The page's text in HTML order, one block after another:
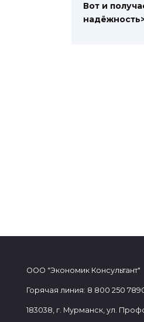
Вот и
ООО "Экономик Консультант"
Горячая линия: 8 800 250
183038, г. Мурманск, ул.